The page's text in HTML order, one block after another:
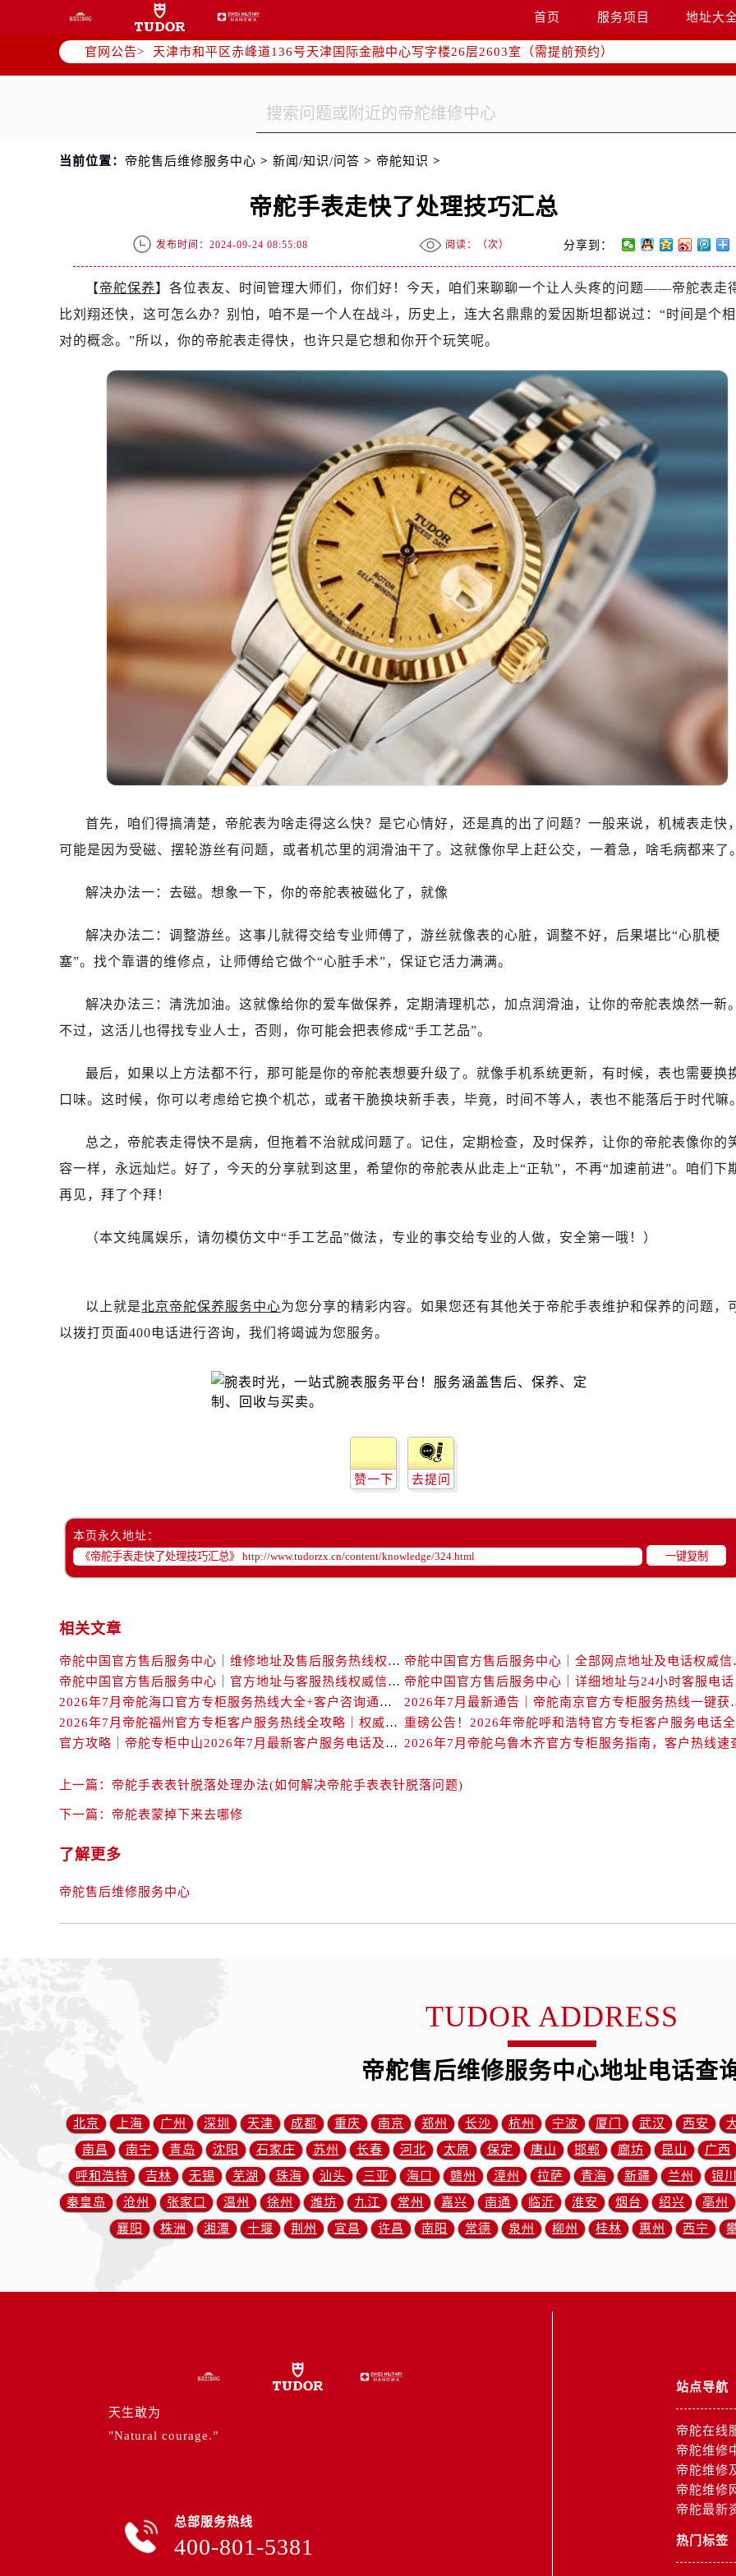
首页 服务项目 地址大
官网公告>
北京市东城区东长安街1号东方广场写字楼W3座6层602室（需提前预约）
北京市朝阳区建国门外大街甲6号华熙国际中心写字楼D座11层1102室（需提前预约）
天津市和平区赤峰道136号天津国际金融中心写字楼26层2603室（需提前预约）
上海市徐汇区虹桥路3号港汇中心写字楼2座37层3705室（需提前预约）
南京市秦淮区中山南路1号（新街口）南京中心写字楼22层C1-1室（需提前预约）
徐州市鼓楼区淮海东路29号苏宁广场IFC国际金融中心写字楼35层3508室（需提前预约）
盐城市盐都区世纪大道5号盐城金融城写字楼1号楼16层1604室（需提前预约）
泰州市海陵区永定东路399号置地商务中心东塔写字楼（华润万象城）17层1706室（需提前预约）
杭州市上城区钱江路1366号华润大厦写字楼A座5层503-5室（需提前预约）
金华市金东区东市南街777号金华万达广场写字楼4号楼22层2209室（需提前预约）
嘉兴市南湖区广益路705号嘉兴世界贸易中心写字楼A座13层1304室（需提前预约）
南昌市红谷滩新区红谷中大道998号绿地双子塔（中央广场）A1座办公楼14层07室（需提前预约）
济南市历下区经十路11111号华润中心写字楼（万象城）15层1508室（需提前预约）
广州市天河区天河路230号万菱汇国际中心写字楼A塔7层704室（需提前预约）
广州市越秀区环市东路371-375号世界贸易中心大厦南塔写字楼15层07室（需提前预约）
深圳市罗湖区深南东路5001号华润大厦写字楼17层1701室（需提前预约）
惠州市惠城区江北文昌一路7号华贸大厦写字楼1座30层05室（需提前预约）
厦门市思明区湖滨东路95号华润大厦写字楼B座11层1104室（需提前预约）
福州市鼓楼区五四路128-1号恒力城写字楼15层03室（需提前预约）
成都市锦江区人民东路6号SAC东原中心写字楼24层2406B室（需提前预约）
重庆市江北区观音桥步行街2号融恒时代广场写字楼9层902室（需提前预约）
长沙市芙蓉区定王台街道建湘路393号世茂环球金融中心写字楼（芙蓉广场）10层13室（需提前预约）
郑州市二七区铭功路10号华润大厦写字楼29层2905室（需提前预约）
太原市迎泽区解放路15号亨得利名表服务中心（品牌授权店）3层整层（需提前预约）
沈阳市沈河区中街路137号亨得利名表服务中心（品牌授权店）1层整层（需提前预约）
沈阳市沈河区中街路83号亨得利名表服务中心（品牌授权店）1层整层（需提前预约）
乌鲁木齐市天山区红山路26号时代广场（CCMALL）C座17层17-B（需提前预约）
温州市鹿城区锦绣路1067号置信广场10层1015室（需提前预约）
哈尔滨市道里区友谊西路600号富力中心T2座写字楼29层03室（需提前预约）
大连市中山区人民路15号国际金融大厦7层G室（需提前预约）
东莞市东城街道鸿福东路1号民盈国贸中心T1写字楼9层907室（需提前预约）
无锡市梁溪区人民中路139号恒隆广场写字楼1座11层1104室（需提前预约）
苏州市苏州工业园区星港街199号苏州中心办公楼C座22层08室（需提前预约）
武汉市江汉区解放大道686号世界贸易大厦38层09室（需提前预约）
合肥市蜀山区潜山路111号万象城华润大厦B座12楼03室（需提前预约）
泉州市丰泽区宝洲路729号浦西万达中心写字楼A座7楼709室（需提前预约）
烟台市芝罘区胜利路139号万达金融中心A座907室（需提前预约）
长春市朝阳区西安大路727号中银大厦A座(旺进大厦)18层09室（需提前预约）
昆明市盘龙区北京路928号同德昆明广场写字楼10层06室（需提前预约）
石家庄市长安区中山东路39号勒泰中心写字楼B座13层07室（需提前预约）
海口市龙华区金贸东路5号海口华润大厦B座17层1707室（需提前预约）
唐山市路南区新华东道100号万达广场写字楼A座10层1002室（需提前预约）
内蒙古自治区呼和浩特市玉泉区大学西街70号华润万象城写字楼（鄂尔多斯大厦）23层2326室（需提
黑龙江省大庆市萨尔图区会战大街帝舵售后服务中心（需提前预约）
黑龙江省鹤岗市向阳区红军路帝舵售后服务中心（需提前预约）
黑龙江省鸡西市鸡冠区红军路帝舵售后服务中心（需提前预约）
黑龙江省佳木斯市向阳区长安路帝舵售后服务中心（需提前预约）
黑龙江省七台河市桃山区大同街帝舵售后服务中心（需提前预约）
黑龙江省齐齐哈尔市龙沙区龙华路帝舵售后服务中心（需提前预约）
黑龙江省伊春市伊美区通河路帝舵售后服务中心（需提前预约）
吉林省白城市洮北区明仁南街帝舵售后服务中心（需提前预约）
吉林省梅河口市新华街道梅河大街帝舵售后服务中心（需提前预约）
吉林省四平市铁东区紫气大路与南九经街交汇处帝舵售后服务中心（需提前预约）
吉林省松原市宁江区五环大街帝舵售后服务中心（需提前预约）
吉林省通化市东昌区环通乡江南大街帝舵售后服务中心（需提前预约）
辽宁省鞍山市铁东区站前街帝舵售后服务中心（需提前预约）
辽宁省朝阳市双塔区新华路帝舵售后服务中心（需提前预约）
辽宁省阜新市海州区解放大街帝舵售后服务中心（需提前预约）
辽宁省铁岭市银州区南马路帝舵售后服务中心（需提前预约）
辽宁省营口市站前区市府路与渤海大街交叉口帝舵售后服务中心（需提前预约）
辽宁省沈阳市沈河区中街路83号亨得利名表维修授权店1楼帝舵售后服务中心（需提前预约）
北京市东城区东长安街1号王府井东方广场W3座6层602室帝舵售后服务中心（需提前预约）
河北省保定市竞秀区朝阳北大街北国先天下帝舵售后服务中心（需提前预约）
内蒙古自治区阿拉善盟市左旗土尔扈特大街帝舵售后服务中心（需提前预约）
内蒙古自治区巴彦淖尔市临河区新华街帝舵售后服务中心（需提前预约）
内蒙古自治区包头市青山区幸福路甲3号王府井百货名表维修帝舵售后服务中心（需提前预约）
内蒙古自治区赤峰市红山区哈达街帝舵售后服务中心（需提前预约）
内蒙古自治区锡林郭勒盟市锡林浩特市光明街与额尔敦路交叉口帝舵售后服务中心（需提前预约）
山西省大同市平城区迎宾街帝舵售后服务中心（需提前预约）
山西省晋城市城区黄华街帝舵售后服务中心（需提前预约）
山西省吕梁市离石区永宁中路与建设街交叉口帝舵售后服务中心（需提前预约）
山西省朔州市朔城区怡西路与鄯阳西街交汇处帝舵售后服务中心（需提前预约）
山西省忻州市忻府区和平东街与七一南路交叉口帝舵售后服务中心（需提前预约）
当前位置： 帝舵售后维修服务中心 > 新闻/知识/问答 > 帝舵知识 >
帝舵手表走快了处理技巧汇总
发布时间：2024-09-24 08:55:08 阅读：（次） 分享到：
【帝舵保养】各位表友、时间管理大师们，你们好！今天，咱们来聊聊一个让人头疼的问题——帝舵表走
比刘翔还快，这可怎么办？别怕，咱不是一个人在战斗，历史上，连大名鼎鼎的爱因斯坦都说过：“时间是个相
对的概念。”所以，你的帝舵表走得快，也许只是它想和你开个玩笑呢。
首先，咱们得搞清楚，帝舵表为啥走得这么快？是它心情好，还是真的出了问题？一般来说，机械表走快，
可能是因为受磁、摆轮游丝有问题，或者机芯里的润滑油干了。这就像你早上赶公交，一着急，啥毛病都来了。
解决办法一：去磁。想象一下，你的帝舵表被磁化了，就像
解决办法二：调整游丝。这事儿就得交给专业师傅了，游丝就像表的心脏，调整不好，后果堪比“心肌梗
塞”。找个靠谱的维修点，让师傅给它做个“心脏手术”，保证它活力满满。
解决办法三：清洗加油。这就像给你的爱车做保养，定期清理机芯，加点润滑油，让你的帝舵表焕然一新。
不过，这活儿也得找专业人士，否则，你可能会把表修成“手工艺品”。
最后，如果以上方法都不行，那可能是你的帝舵表想要升级了。就像手机系统更新，有时候，表也需要换
口味。这时候，你可以考虑给它换个机芯，或者干脆换块新手表，毕竟，时间不等人，表也不能落后于时代嘛。
总之，帝舵表走得快不是病，但拖着不治就成问题了。记住，定期检查，及时保养，让你的帝舵表像你的
容一样，永远灿烂。好了，今天的分享就到这里，希望你的帝舵表从此走上“正轨”，不再“加速前进”。咱们下
再见，拜了个拜！
（本文纯属娱乐，请勿模仿文中“手工艺品”做法，专业的事交给专业的人做，安全第一哦！）
以上就是北京帝舵保养服务中心为您分享的精彩内容。如果您还有其他关于帝舵手表维护和保养的问题，
以拨打页面400电话进行咨询，我们将竭诚为您服务。
赞一下 去提问
本页永久地址：
一键复制
相关文章
帝舵中国官方售后服务中心｜维修地址及售后服务热线权威信息声明（2026年7月最新）
帝舵中国官
帝舵中国官方售后服务中心｜官方地址与客服热线权威信息声明（2026年7月最新）
帝舵中
2026年7月帝舵海口官方专柜服务热线大全+客户咨询通道公开
2026年7月最新通
2026年7月帝舵福州官方专柜客户服务热线全攻略｜权威信息汇总
官方攻略｜帝舵专柜中山2026年7月最新客户服务电话及信息 2026年7月帝舵乌鲁木齐官方专柜服务指南，客户热线速
上一篇： 帝舵手表表针脱落处理办法(如何解决帝舵手表表针脱落问题)
下一篇： 帝舵表蒙掉下来去哪修
了解更多
帝舵售后维修服务中心
TUDOR ADDRESS
帝舵售后维修服务中心地址电话查
北京 上海 广州 深圳 天津 成都 重庆 南京 郑州 长沙 杭州 宁波 厦门 武汉 西安
南昌
南宁 青岛 沈阳 石家庄 苏州 长春 河北 太原 保定 唐山 邯郸 廊坊 昆山 广西
呼和浩特
吉林 无锡 芜湖 珠海 汕头 三亚 海口 赣州 漳州 拉萨 青海 新疆 兰州 银川
秦皇岛
沧州 张家口 温州 徐州 潍坊 九江 常州 嘉兴 南通 临沂 淮安 烟台 绍兴 亳州
襄阳
株洲 湘潭 十堰 荆州 宜昌 许昌 南阳 常德 泉州 柳州 桂林 惠州 西宁
天生敢为
"Natural courage.”
总部服务热线
400-801-5381
站点导航
帝舵在线
帝舵维修
帝舵维修
帝舵维修
帝舵最新
热门标签